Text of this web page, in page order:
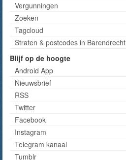
Vergunningen
Zoeken
Tagcloud
Straten & postcodes in Barendrecht
Blijf op de hoogte
Android App
Nieuwsbrief
RSS
Twitter
Facebook
Instagram
Telegram kanaal
Tumblr